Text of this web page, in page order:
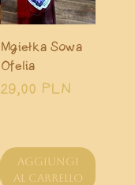
Mgiełka Sowa
Ofelia
Prezzo
29,00 PLN
Aggiungi
al carrello